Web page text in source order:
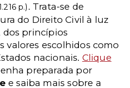
p.) . Trata-se de
do Direito Civil à luz
dos princípios
valores escolhidos como
nacionais. Clique
preparada por
e saiba mais sobre a